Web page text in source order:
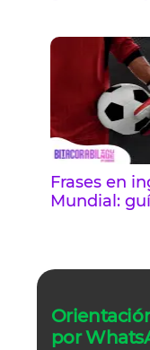
Frases en
Mundial:
por